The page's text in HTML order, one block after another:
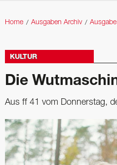
Home Ausgaben Archiv
KULTUR
Die
Aus ff 41 vom Donnerstag,